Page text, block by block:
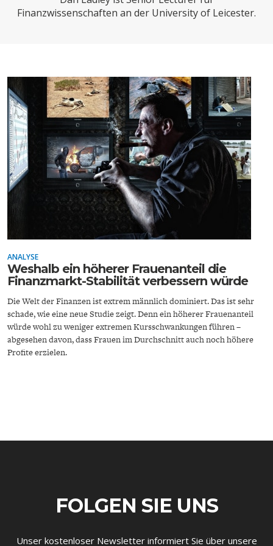
SUCHE
ECONOMISTS FOR FUTURE
DEUTSCHLAND
Finanzwissenschaften an der University of Leicester.
ANALYSE
Weshalb ein höherer Frauenanteil die
Finanzmarkt-Stabilität verbessern würde
Die Welt der Finanzen ist extrem männlich dominiert. Das ist sehr
schade, wie eine neue Studie zeigt. Denn ein höherer Frauenanteil
würde wohl zu weniger extremen Kursschwankungen führen –
abgesehen davon, dass Frauen im Durchschnitt auch noch höhere
Profite erzielen.
FOLGEN SIE UNS
Unser kostenloser Newsletter informiert Sie über unsere